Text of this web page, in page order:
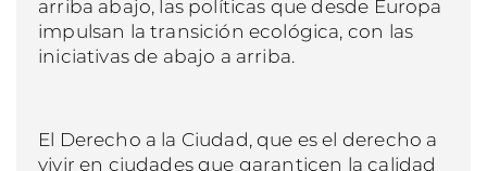
arriba abajo, las políticas que desde Europa
impulsan la transición ecológica, con las
iniciativas de abajo a arriba.
El Derecho a la Ciudad, que es el derecho a
vivir en ciudades que garanticen la calidad